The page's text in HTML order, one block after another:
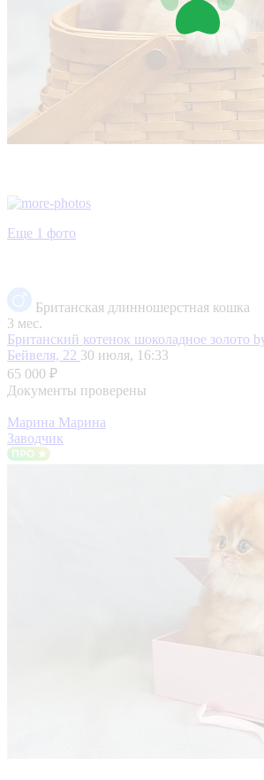
Еще 1 фото
Британская длинношерстная кошка
3 мес.
Британский котенок шоколадное золото
Бейвеля, 22 30 июля, 16:33
65 000 ₽
Документы проверены
Марина Марина
Заводчик